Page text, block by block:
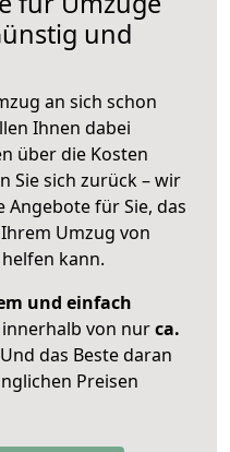
und
an sich schon
Ihnen dabei
über die Kosten
Sie sich zurück – wir
für Sie, das
Umzug von
kann.
und einfach
innerhalb von nurca.
das Beste daran
Preisen